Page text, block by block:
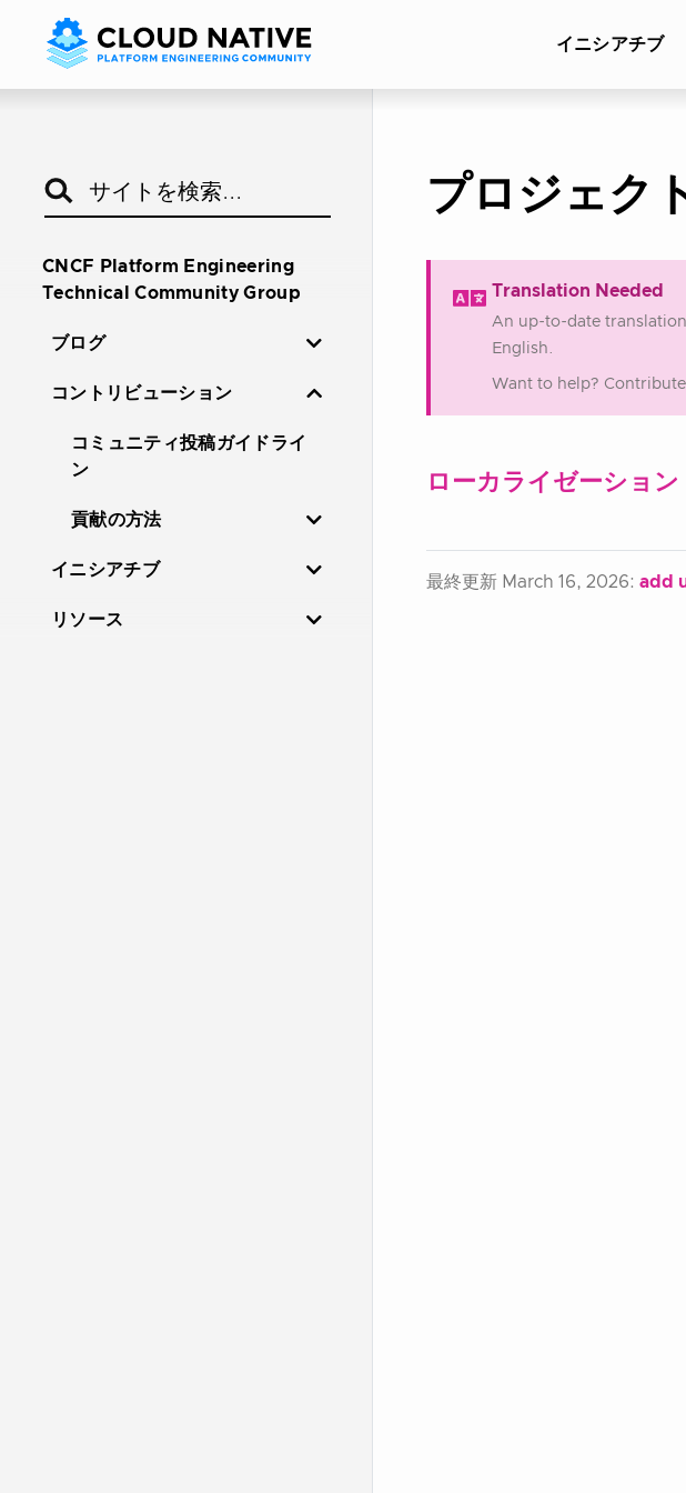
イニシアチブ
CNCF Platform Engineering
Technical Community Group
ブログ
コントリビューション
コミュニティ投稿ガイドライ
ン
貢献の方法
イニシアチブ
リソース
プロジェク
Translation Needed
An up-to-date
English.
Want to help?
ローカライゼーション
最終更新 March 16, 2026: add